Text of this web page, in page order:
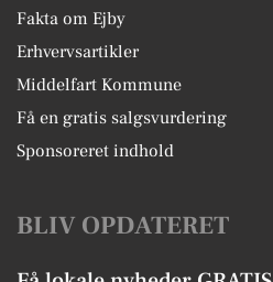
Fakta om Ejby
Erhvervsartikler
Middelfart Kommune
Få en gratis salgsvurdering
Sponsoreret indhold
BLIV OPDATERET